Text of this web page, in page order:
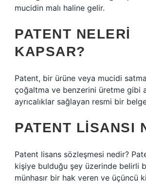
mucidin malı haline gelir.
PATENT NELERI
KAPSAR?
Patent, bir ürüne veya mucidi
çoğaltma ve benzerini üretme gibi
ayrıcalıklar sağlayan resmi bir
PATENT LISANSI
Patent lisans sözleşmesi nedir?
kişiye bulduğu şey üzerinde belirli
münhasır bir hak veren ve üçüncü